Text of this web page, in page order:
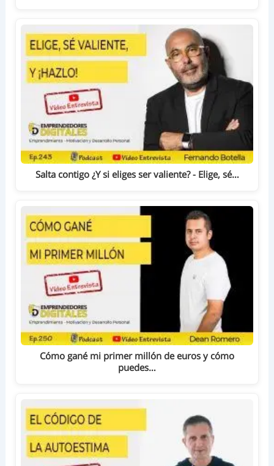
Salta contigo ¿Y si eliges ser valiente? - Elige, sé…
Cómo gané mi primer millón de euros y cómo
puedes…